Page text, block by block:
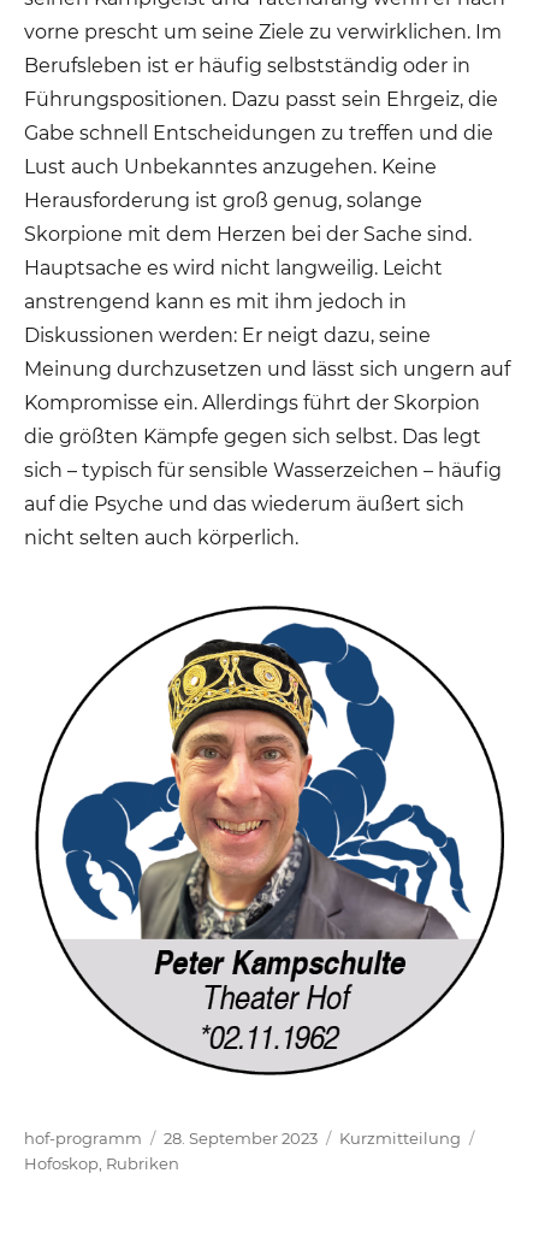
vorne prescht um seine Ziele zu verwirklichen. Im
Berufsleben ist er häufig selbstständig oder in
Führungspositionen. Dazu passt sein Ehrgeiz, die
Gabe schnell Entscheidungen zu treffen und die
Lust auch Unbekanntes anzugehen. Keine
Herausforderung ist groß genug, solange
Skorpione mit dem Herzen bei der Sache sind.
Hauptsache es wird nicht langweilig. Leicht
anstrengend kann es mit ihm jedoch in
Diskussionen werden: Er neigt dazu, seine
Meinung durchzusetzen und lässt sich ungern auf
Kompromisse ein. Allerdings führt der Skorpion
die größten Kämpfe gegen sich selbst. Das legt
sich – typisch für sensible Wasserzeichen – häufig
auf die Psyche und das wiederum äußert sich
nicht selten auch körperlich.
Autor
hof-programm
Veröffentlicht
am
28. September 2023 Format
Kurzmitteilung
Hofoskop Rubriken